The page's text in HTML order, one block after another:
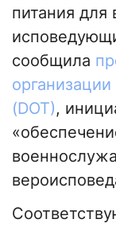
питания
сообщила
(DОТ),